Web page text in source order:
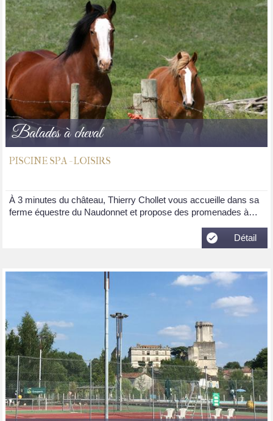
Balades à cheval
PISCINE SPA - LOISIRS
À 3 minutes du château, Thierry Chollet vous accueille dans sa
ferme équestre du Naudonnet et propose des promenades à…
Détail